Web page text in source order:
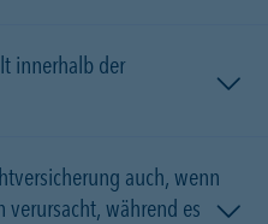
innerhalb der
auch, wenn
verursacht, während es